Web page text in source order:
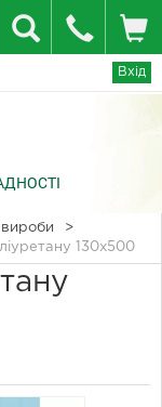
Вхід
вироби
>
130x500